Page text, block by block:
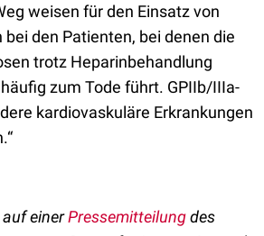
weisen für den Einsatz von
bei den Patienten, bei denen die
trotz Heparinbehandlung
zum Tode führt. GPIIb/IIIa-
kardiovaskuläre Erkrankungen
einerPressemitteilungdes